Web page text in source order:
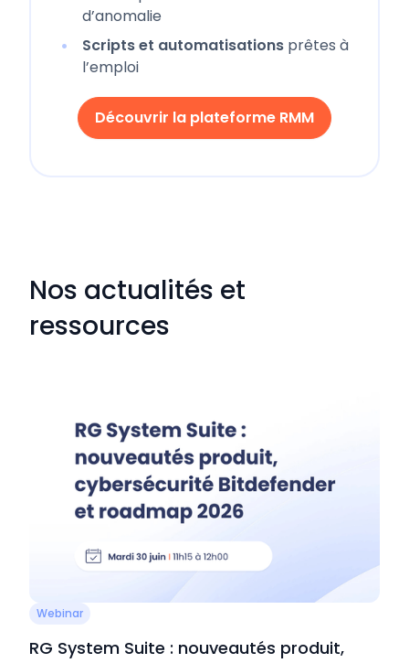
d’anomalie
Scripts et automatisations prêtes à
l’emploi
Découvrir la plateforme RMM
Nos actualités et
ressources
Webinar
RG System Suite : nouveautés produit,